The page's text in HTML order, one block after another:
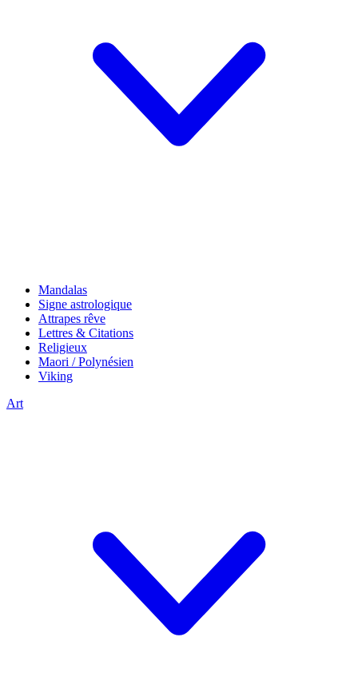
Mandalas
Signe astrologique
Attrapes rêve
Lettres & Citations
Religieux
Maori / Polynésien
Viking
Art